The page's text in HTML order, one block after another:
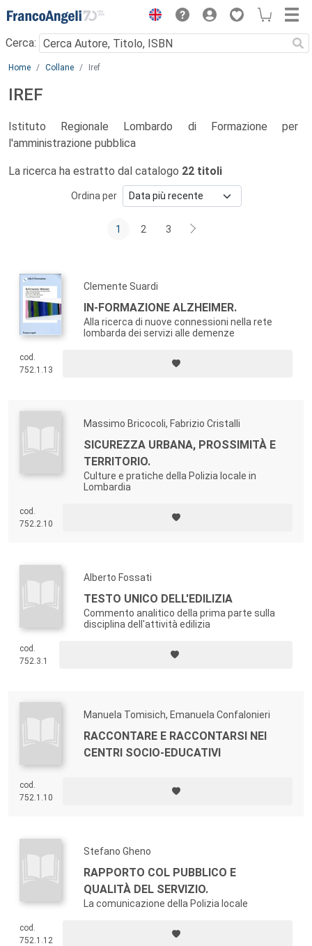
Menu
Cerca:
Main content
Home Collane Iref
IREF
Istituto Regionale Lombardo di Formazione per
l'amministrazione pubblica
La ricerca ha estratto dal catalogo 22 titoli
Ordina per
1 2 3
Clemente Suardi
IN-FORMAZIONE ALZHEIMER.
Alla ricerca di nuove connessioni nella rete
lombarda dei servizi alle demenze
cod.
752.1.13
Massimo Bricocoli, Fabrizio Cristalli
SICUREZZA URBANA, PROSSIMITÀ E
TERRITORIO.
Culture e pratiche della Polizia locale in
Lombardia
cod.
752.2.10
Alberto Fossati
TESTO UNICO DELL'EDILIZIA
Commento analitico della prima parte sulla
disciplina dell'attività edilizia
cod.
752.3.1
Manuela Tomisich, Emanuela Confalonieri
RACCONTARE E RACCONTARSI NEI
CENTRI SOCIO-EDUCATIVI
cod.
752.1.10
Stefano Gheno
RAPPORTO COL PUBBLICO E
QUALITÀ DEL SERVIZIO.
La comunicazione della Polizia locale
cod.
752.1.12